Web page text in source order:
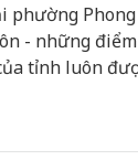
Phong
- những
tỉnh luôn